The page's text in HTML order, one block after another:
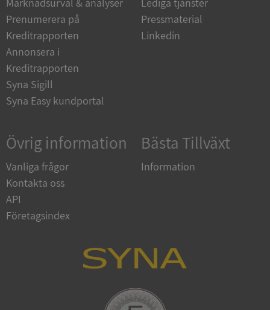
Prenumerera på
Kreditrapporten
Annonsera i
Kreditrapporten
Syna Sigill
Syna Easy kundportal
Pressmaterial
Linkedin
Övrig information
Vanliga frågor
Kontakta oss
API
Företagsindex
Bästa Tillväxt
Information
__RequestVerificationToken